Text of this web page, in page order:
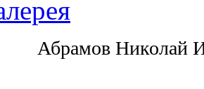
Абрамов Николай